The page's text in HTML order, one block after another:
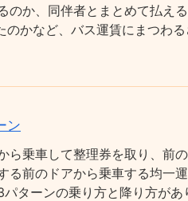
のか、同伴者とまとめて払え
かなど、バス運賃にまつわる
ン
乗車して整理券を取り、前
る前のドアから乗車する均一
ターンの乗り方と降り方があ